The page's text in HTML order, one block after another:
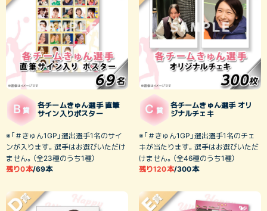
B 賞
各チームきゅん選手 直筆
サイン入りポスター
※「＃きゅん1GP」選出選手1名のサイ
ンが入ります。選手はお選びいただけ
ません。（全23種のうち1種）
残り0本/69本
C 賞
各チームきゅん選手 オリ
ジナルチェキ
※「＃きゅん1GP」選出選手1名のチェ
キが当たります。選手はお選びいただ
けません。（全46種のうち1種）
残り120本/300本